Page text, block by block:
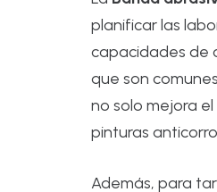
planificar las
capacidades de
que son
no solo mejora
pinturas
Además, para